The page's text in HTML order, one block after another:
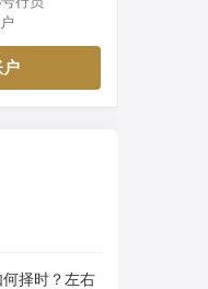
户
择时？左右